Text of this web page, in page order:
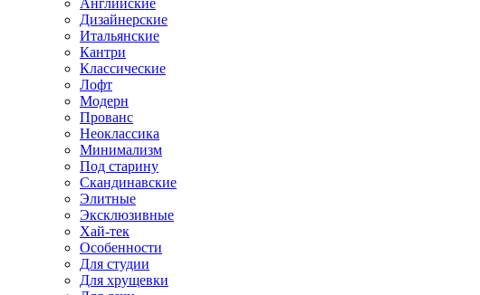
Дизайнерские
Итальянские
Кантри
Классические
Лофт
Модерн
Прованс
Неоклассика
Минимализм
Под старину
Скандинавские
Элитные
Эксклюзивные
Хай-тек
Особенности
Для студии
Для хрущевки